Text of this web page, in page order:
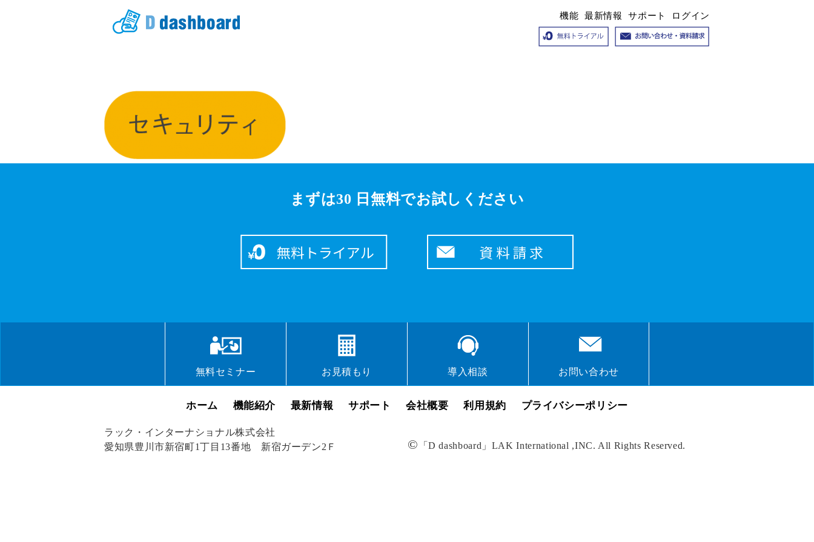
機能 最新情報 サポート ログイン
まずは30 日無料でお試しください
無料セミナー お見積もり 導入相談 お問い合わせ
ホーム 機能紹介 最新情報 サポート 会社概要 利用規約 プライバシーポリシー
ラック・インターナショナル株式会社
愛知県豊川市新宿町1丁目13番地 新宿ガーデン2Ｆ
© 「D dashboard」LAK International ,INC. All Rights Reserved.